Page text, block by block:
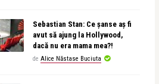
Sebastian Stan: Ce șanse aș fi
avut să ajung la Hollywood,
dacă nu era mama mea?!
de Alice Năstase Buciuta